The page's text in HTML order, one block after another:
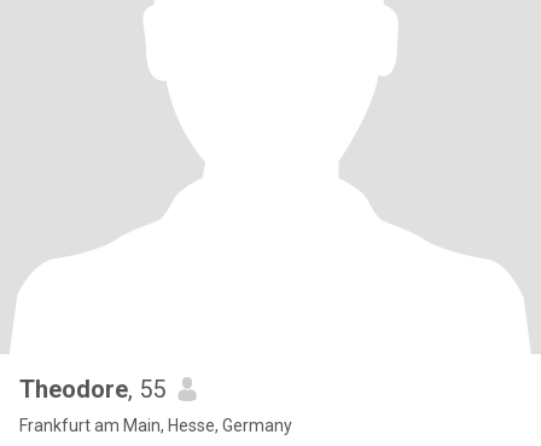
Theodore, 55
Frankfurt am Main, Hesse, Germany